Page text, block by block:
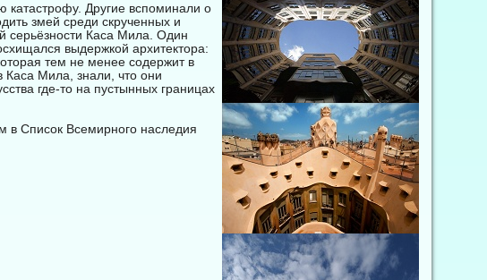
Другие вспоминали о
змей среди скрученных и
серьёзности Каса Мила. Один
выдержкой архитектора:
тем не менее содержит в
Мила, знали, что они
где-то на пустынных границах
в Список Всемирного наследия